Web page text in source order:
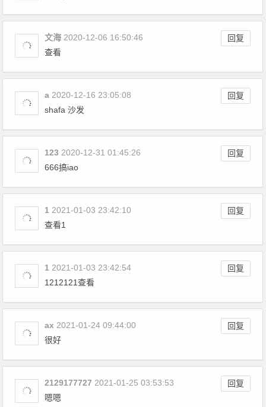
文海 回复
2020-12-06 16:50:46
查看
a 回复
2020-12-16 23:05:08
shafa 沙发
123 回复
2020-12-31 01:45:26
666搞iao
1 回复
2021-01-03 23:42:10
查看1
1 回复
2021-01-03 23:42:54
1212121查看
ax 回复
2021-01-24 09:44:00
很好
2129177727 回复
2021-01-25 03:53:53
嗯嗯